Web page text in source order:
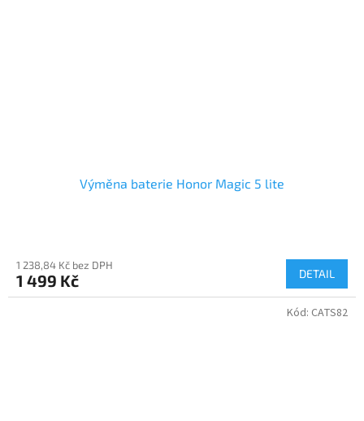
Výměna baterie Honor Magic 5 lite
1 238,84 Kč bez DPH
1 499 Kč DETAIL
Kód: CATS82